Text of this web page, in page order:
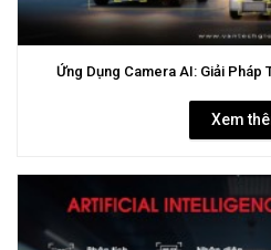
Ứng Dụng Camera AI: Giải Pháp
Xem